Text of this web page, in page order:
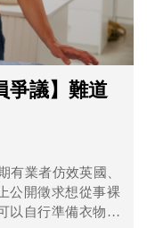
爭議】難道
有業者仿效英國、
公開徵求想從事裸
以自行準備衣物給